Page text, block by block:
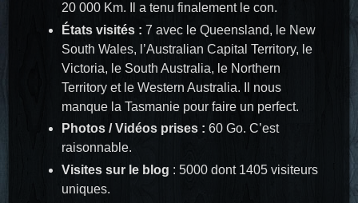
20 000 Km. Il a tenu finalement le con.
États visités : 7 avec le Queensland, le New
South Wales, l’Australian Capital Territory, le
Victoria, le South Australia, le Northern
Territory et le Western Australia. Il nous
manque la Tasmanie pour faire un perfect.
Photos / Vidéos prises : 60 Go. C’est
raisonnable.
Visites sur le blog : 5000 dont 1405 visiteurs
uniques.